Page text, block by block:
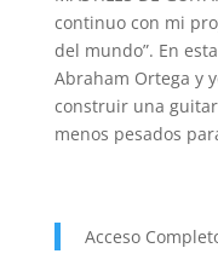
continuo con mi
del mundo”. En
Abraham Ortega y
construir una
menos pesados
Acceso